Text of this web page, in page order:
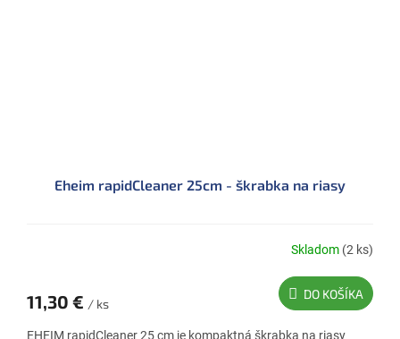
Eheim rapidCleaner 25cm - škrabka na riasy
Skladom (2 ks)
11,30 € / ks
DO KOŠÍKA
EHEIM rapidCleaner 25 cm je kompaktná škrabka na riasy